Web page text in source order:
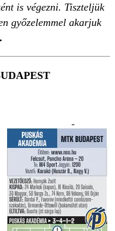
is végezni. Tiszteljük
győzelemmel akarjuk